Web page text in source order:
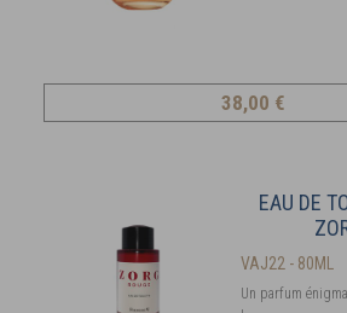
38,00 €
EAU DE
VAJ22 - 80ML
Un parfum